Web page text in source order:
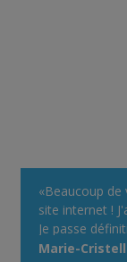
«Beaucoup de
site internet !
Je passe
Marie-